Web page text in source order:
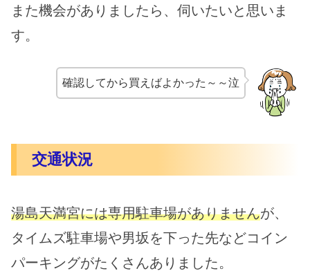
また機会がありましたら、伺いたいと思いま
す。
確認してから買えばよかった～～泣
交通状況
湯島天満宮には専用駐車場がありませんが、
タイムズ駐車場や男坂を下った先などコイン
パーキングがたくさんありました。